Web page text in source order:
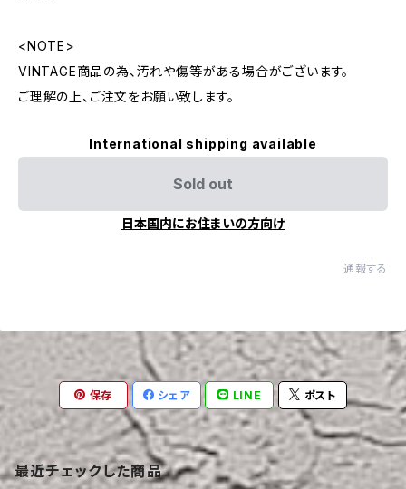
<NOTE>
VINTAGE商品の為、汚れや傷等がある場合がございます。
ご理解の上、ご注文をお願い致します。
International shipping available
Sold out
日本国内にお住まいの方向け
通報する
保存 シェア LINE ポスト
最近チェックした商品